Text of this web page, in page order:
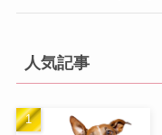
人気記事